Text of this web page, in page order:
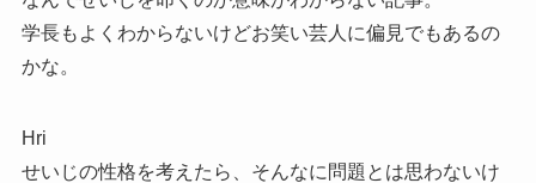
学長もよくわからないけどお笑い芸人に偏見でもあるの
かな。
Hri
せいじの性格を考えたら、そんなに問題とは思わないけ